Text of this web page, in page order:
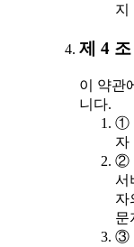
지
제 4
이 약관
니다.
①
자
②
서
자
문
③